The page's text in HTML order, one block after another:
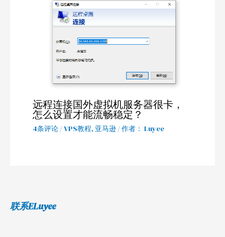
远程连接国外虚拟机服务器很卡，
怎么设置才能流畅稳定？
4条评论 /VPS教程,亚马逊 / 作者： Luyee
联系ELuyee